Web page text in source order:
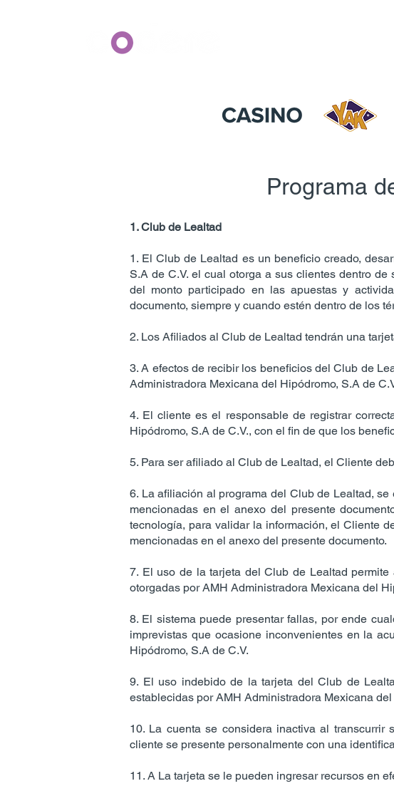
Programa
1. Club de Lealtad
1. El Club de Lealtad es un beneficio creado,
S.A de C.V. el cual otorga a sus clientes dentro
del monto participado en las apuestas y
documento, siempre y cuando estén dentro de los
2. Los Afiliados al Club de Lealtad tendrán una
3. A efectos de recibir los beneficios del Club de
Administradora Mexicana del Hipódromo, S.A de
4. El cliente es el responsable de registrar
Hipódromo, S.A de C.V., con el fin de que los
5. Para ser afiliado al Club de Lealtad, el Cliente
6. La afiliación al programa del Club de Lealtad,
mencionadas en el anexo del presente
tecnología, para validar la información, el Cliente
mencionadas en el anexo del presente documento.
7. El uso de la tarjeta del Club de Lealtad
otorgadas por AMH Administradora Mexicana del
8. El sistema puede presentar fallas, por ende
imprevistas que ocasione inconvenientes en la
Hipódromo, S.A de C.V.
9. El uso indebido de la tarjeta del Club de
establecidas por AMH Administradora Mexicana
10. La cuenta se considera inactiva al
cliente se presente personalmente con una
11. A La tarjeta se le pueden ingresar recursos en